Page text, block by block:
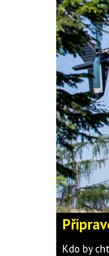
Kdo by